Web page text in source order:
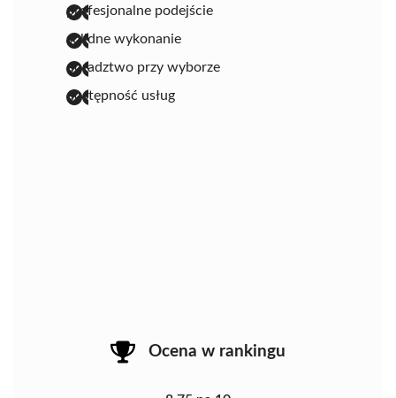
profesjonalne podejście
solidne wykonanie
doradztwo przy wyborze
dostępność usług
Ocena w rankingu